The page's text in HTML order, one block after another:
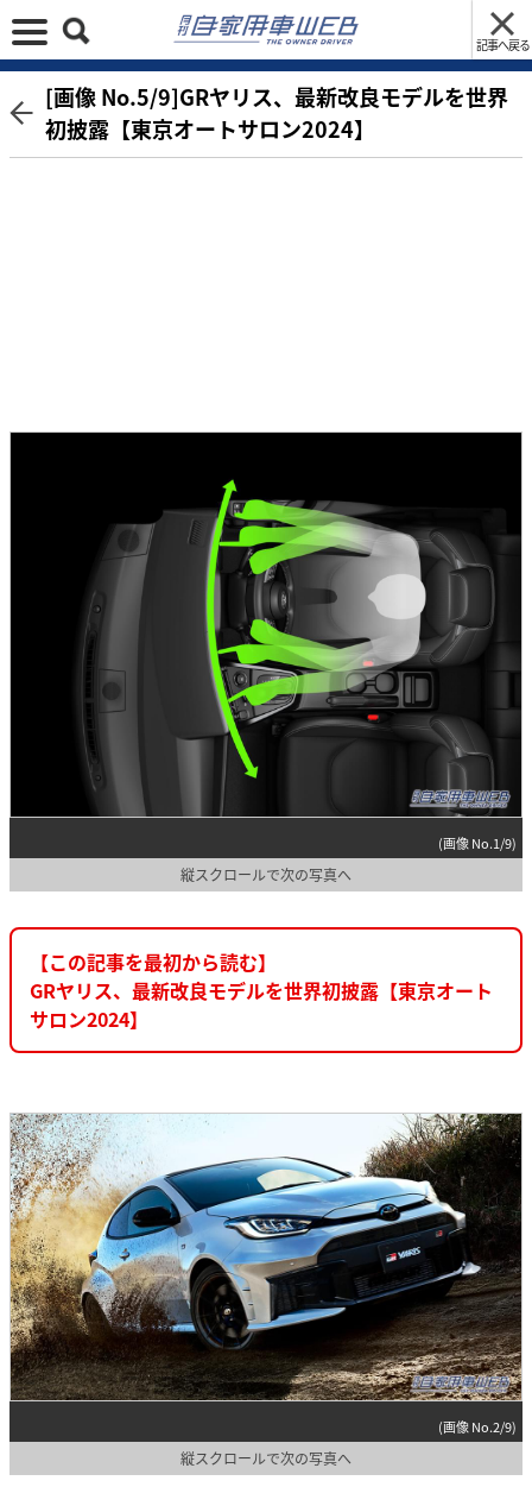
記事へ戻る
[画像 No.5/9]GRヤリス、最新改良モデルを世界
初披露【東京オートサロン2024】
(画像 No.1/9)
縦スクロールで次の写真へ
【この記事を最初から読む】
GRヤリス、最新改良モデルを世界初披露【東京オート
サロン2024】
(画像 No.2/9)
縦スクロールで次の写真へ